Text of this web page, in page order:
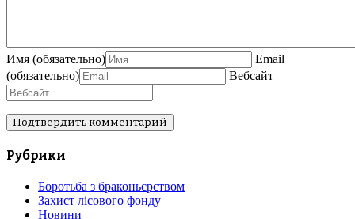
Имя (обязательно)
Email
(обязательно)
Вебсайт
Рубрики
Боротьба з браконьєрством
Захист лісового фонду
Новини